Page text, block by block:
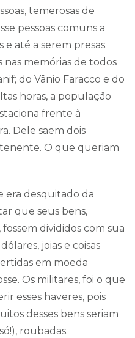
temerosas de
pessoas comuns a
até a serem presas.
nas memórias de todos
do Vânio Faracco e do
horas, a população
frente à
Dele saem dois
O que queriam
era desquitado da
que seus bens,
divididos com sua
joias e coisas
em moeda
Os militares, foi o que
esses haveres, pois
desses bens seriam
roubadas.